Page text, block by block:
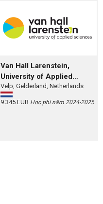
Van Hall Larenstein,
University of Applied
Sciences
Velp, Gelderland, Netherlands
9.345 EUR Học phí năm 2024-2025